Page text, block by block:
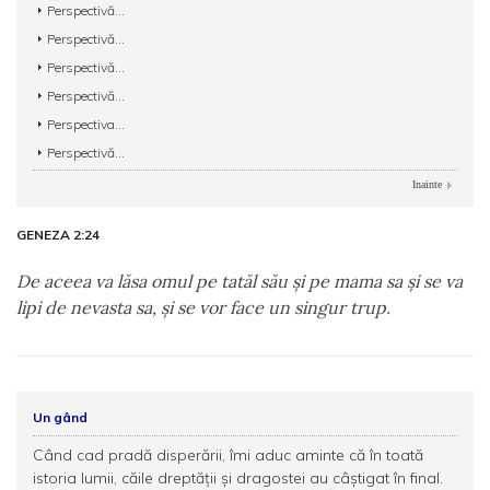
Perspectivă...
Perspectivă...
Perspectivă...
Perspectivă...
Perspectiva...
Perspectivă...
Inainte
GENEZA 2:24
De aceea va lăsa omul pe tatăl său şi pe mama sa şi se va
lipi de nevasta sa, şi se vor face un singur trup.
Un gând
Când cad pradă disperării, îmi aduc aminte că în toată
istoria lumii, căile dreptăţii şi dragostei au câştigat în final.